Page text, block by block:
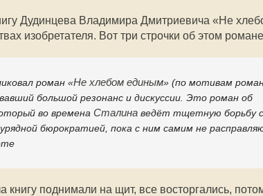
Дудинцева Владимира Дмитриевича «Не
изобретателя. Вот три строчки об этом
роман «Не хлебом единым» (по мотивам
большой резонанс и дискуссии. Это роман об
во времена Сталина ведёт тщетную борьбу
бюрократией, пока с ним самим не
книгу поднимали на щит, все восторгались,